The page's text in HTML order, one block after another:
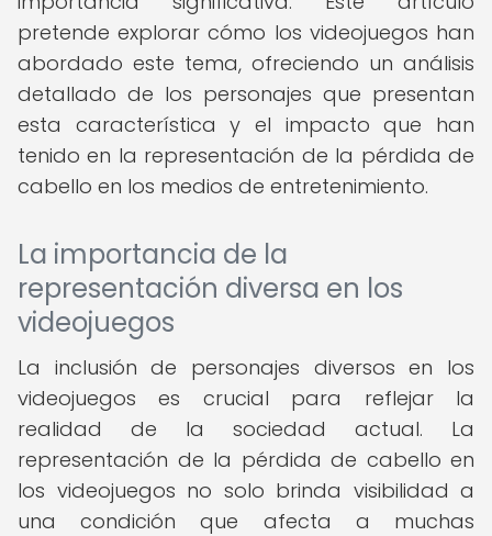
pretende explorar cómo los videojuegos han
abordado este tema, ofreciendo un análisis
detallado de los personajes que presentan
esta característica y el impacto que han
tenido en la representación de la pérdida de
cabello en los medios de entretenimiento.
La importancia de la
representación diversa en los
videojuegos
La inclusión de personajes diversos en los
videojuegos es crucial para reflejar la
realidad de la sociedad actual. La
representación de la pérdida de cabello en
los videojuegos no solo brinda visibilidad a
una condición que afecta a muchas